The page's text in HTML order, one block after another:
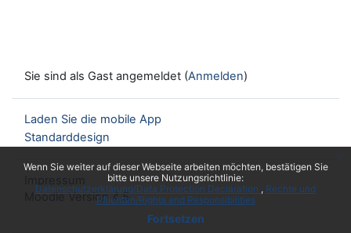
Wenn Sie weiter auf dieser Webseite arbeiten möchten, bestätigen Sie
bitte unsere Nutzungsrichtlinie:
Datenschutzerklärung/Data Protection Declaration
Rechte und
Pflichten/Rights and Responsibilities
Fortsetzen
Sie sind als Gast angemeldet (Anmelden)
Laden Sie die mobile App
Standarddesign
Moodle Version 4.5